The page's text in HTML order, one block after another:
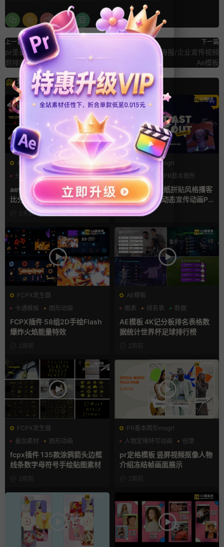
上一篇
pr圣诞模板 卡通圣诞老人贺卡标
题排版文字动画
下一篇
团队展示/商务海报/企业宣传视频
Ae模板
猜你喜欢
AE模板
分数
字幕模板 比赛
ae体育模板 足球比赛队伍PK
比分牌对决卡片球员介绍宣传
视频AE模板
3天前
PR基本图形mogrt
LOGO动画
PR基本图形
复古风
pr模板 做旧撕纸拼贴风格播客
节目开场介绍动态宣传动画PR
模版6天前
FCPX发生器
卡通模板
图形动画
手绘风
FCPX插件 58组2D手绘Flash
爆炸火焰能量特效
2周前
AE模板
图表
排名表 数据
AE模板 4K记分板排名表格数
据统计世界杯足球排行榜
2周前
FCPX发生器
叠加素材
图形动画
手绘风
fcpx插件 135款涂鸦箭头边框
线条数字母符号手绘贴图素材
2周前
PR基本图形mogrt
人物定格特写动画
创意
动态海报
pr定格模板 竖屏视频抠像人物
介绍冻结帧画面展示
2周前